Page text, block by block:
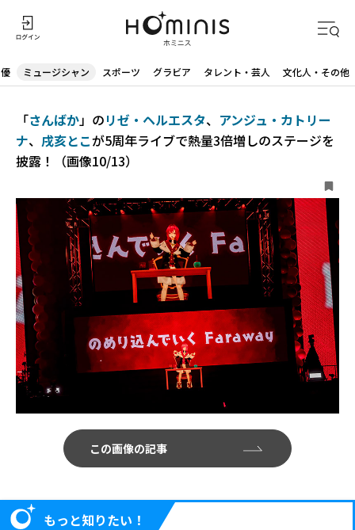
ミュージシャン スポーツ グラビア タレント・芸人 文化人・その他
「さんばか」のリゼ・ヘルエスタ、 アンジュ・カトリー
ナ、 戌亥とこが5周年ライブで熱量3倍増しのステージを
披露！（画像10/13）
この画像の記事
もっと知りたい！